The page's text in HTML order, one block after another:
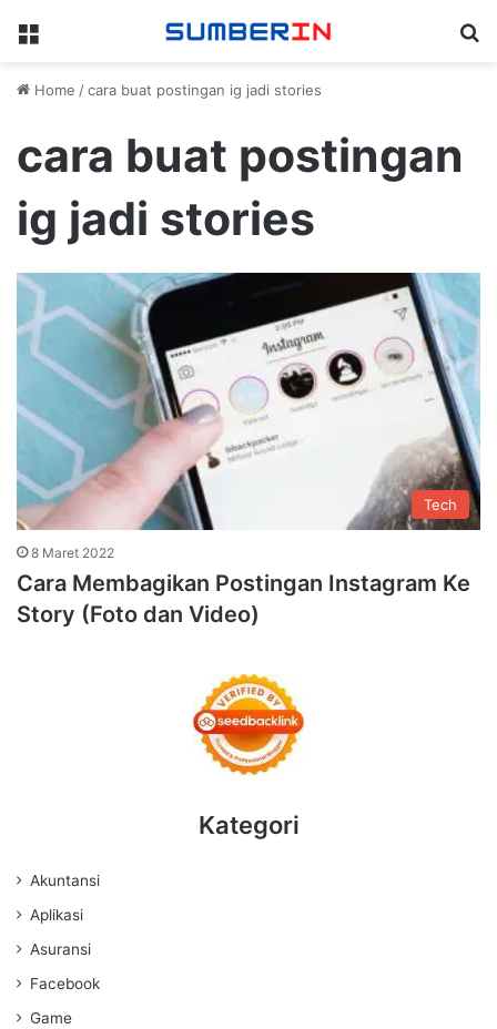
Menu
Home /cara buat postingan ig jadi stories
cara buat postingan
ig jadi stories
Tech
8 Maret 2022
Cara Membagikan Postingan Instagram Ke
Story (Foto dan Video)
Kategori
Akuntansi
Aplikasi
Asuransi
Facebook
Game